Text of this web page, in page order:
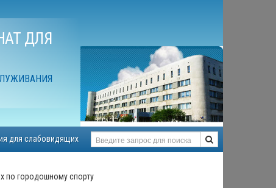
ДЛЯ
для слабовидящих
по городошному спорту